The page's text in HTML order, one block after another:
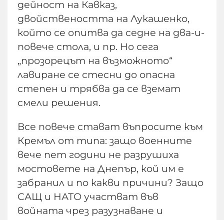
дейност на Кавказ,
двойствеността на Лукашенко,
който се опитва да седне на два-и-
повече стола, и пр. Но сега
„прозорецът на възможното“
лавиране се стесни до опасна
степен и трябва да се вземат
смели решения.
Все повече стават въпросите към
Кремъл от типа: защо военните
вече пет години не разрушиха
мостовете на Днепър, кой им е
забранил и по какви причини? Защо
САЩ и НАТО участват във
войната чрез разузнаване и